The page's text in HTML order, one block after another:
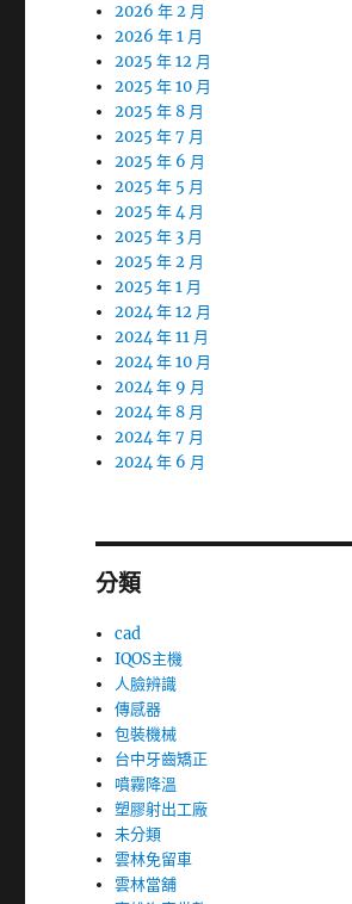
2026 年 2 月
2026 年 1 月
2025 年 12 月
2025 年 10 月
2025 年 8 月
2025 年 7 月
2025 年 6 月
2025 年 5 月
2025 年 4 月
2025 年 3 月
2025 年 2 月
2025 年 1 月
2024 年 12 月
2024 年 11 月
2024 年 10 月
2024 年 9 月
2024 年 8 月
2024 年 7 月
2024 年 6 月
分類
cad
IQOS主機
人臉辨識
傳感器
包裝機械
台中牙齒矯正
噴霧降溫
塑膠射出工廠
未分類
雲林免留車
雲林當舖